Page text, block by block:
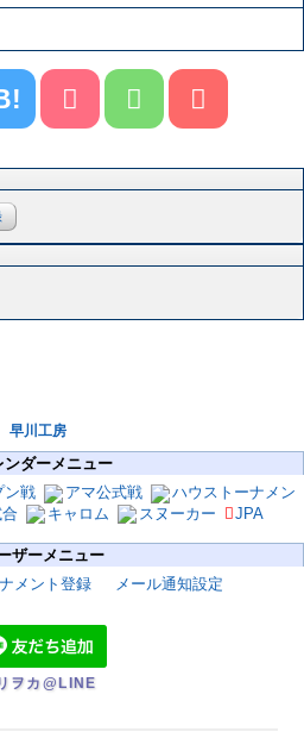
早川工房
ンダーメニュー
ン戦 アマ公式戦
ハウストーナメン
キャロム スヌーカー JPA
ザーメニュー
メント登録 メール通知設定
ヲカ@LINE